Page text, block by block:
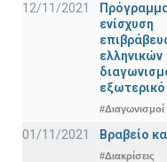
12/11/2021
εξωτερικό
#Διαγωνισμοί
01/11/2021 Bραβείο
#Διακρίσεις